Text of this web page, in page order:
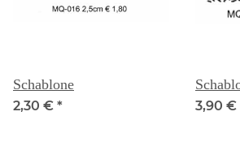
Schablone
2,30 € * 3,90 €